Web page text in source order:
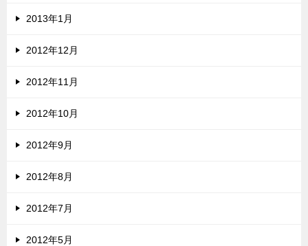
2013年1月
2012年12月
2012年11月
2012年10月
2012年9月
2012年8月
2012年7月
2012年5月